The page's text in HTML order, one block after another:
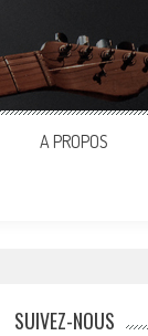
A PROPOS
SUIVEZ-NOUS